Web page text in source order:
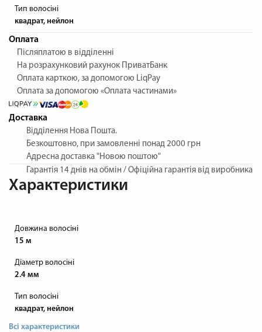
Тип волосіні
квадрат, нейлон
Оплата
Післяплатою в відділенні
На розрахунковий рахунок ПриватБанк
Оплата карткою, за допомогою LiqPay
Оплата за допомогою «Оплата частинами»
Доставка
Відділення Нова Пошта.
Безкоштовно, при замовленні понад 2000 грн
Адресна доставка "Новою поштою"
Гарантія 14 днів на обмін / Офіційна гарантія від виробника
Характеристики
Довжина волосіні
15 м
Діаметр волосіні
2.4 мм
Тип волосіні
квадрат, нейлон
Всі характеристики